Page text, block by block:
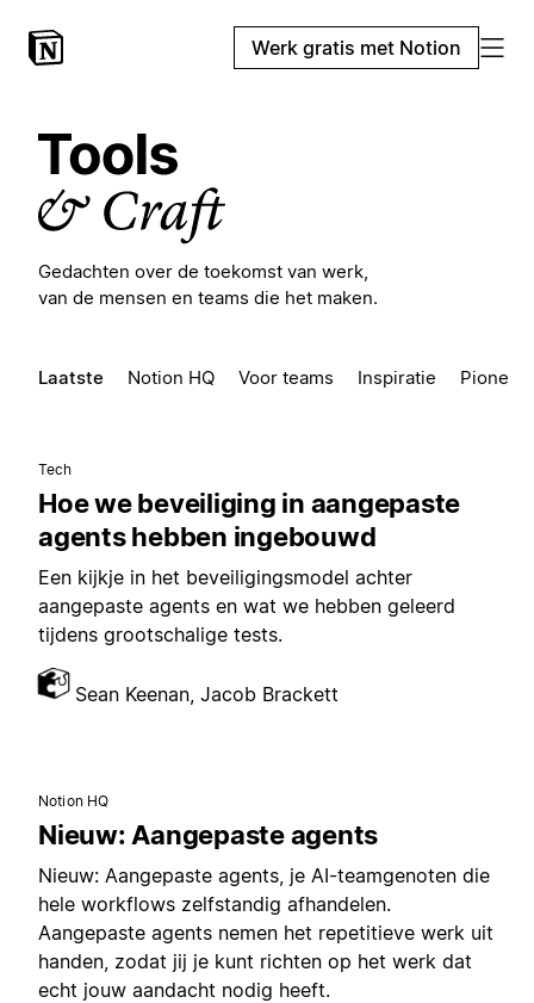
Werk gratis met Notion
Gedachten over de toekomst van werk,
van de mensen en teams die het maken.
Laatste Notion HQ Voor teams Inspiratie
Tech
Hoe we beveiliging in aangepaste
agents hebben ingebouwd
Een kijkje in het beveiligingsmodel achter
aangepaste agents en wat we hebben geleerd
tijdens grootschalige tests.
Sean Keenan, Jacob Brackett
Notion HQ
Nieuw: Aangepaste agents
Nieuw: Aangepaste agents, je AI-teamgenoten die
hele workflows zelfstandig afhandelen.
Aangepaste agents nemen het repetitieve werk uit
handen, zodat jij je kunt richten op het werk dat
echt jouw aandacht nodig heeft.